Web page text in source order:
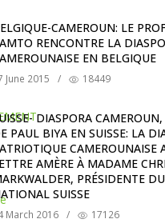
CAMEROUN: LE
RENCONTRE LA
EN BELGIQUE
June 2015 / 18449
DIASPORA
PAUL BIYA EN SUISSE: LA
CAMEROUNAISE
AMÈRE À MADAME
PRÉSIDENTE
SUISSE
March 2016 / 17126